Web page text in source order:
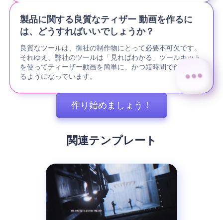
製品に関する良質なティザー 動画を作るに
は、どうすればいいでしょうか？
良質なツールは、御社の制作物にとって必要不可欠です。
それゆえ、弊社のツールは「見ればわかる」ツールキット
を使ってティーザー動画を簡単に、かつ短時間で作成でき
るようになっています。
作り始めましょう！
関連テンプレート